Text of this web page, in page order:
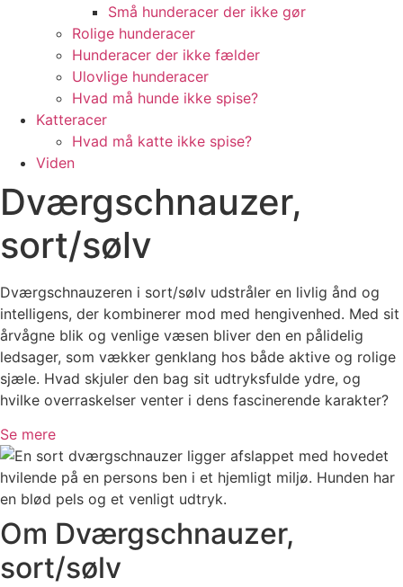
Små hunderacer der ikke gør
Rolige hunderacer
Hunderacer der ikke fælder
Ulovlige hunderacer
Hvad må hunde ikke spise?
Katteracer
Hvad må katte ikke spise?
Viden
Dværgschnauzer,
sort/sølv
Dværgschnauzeren i sort/sølv udstråler en livlig ånd og
intelligens, der kombinerer mod med hengivenhed. Med sit
årvågne blik og venlige væsen bliver den en pålidelig
ledsager, som vækker genklang hos både aktive og rolige
sjæle. Hvad skjuler den bag sit udtryksfulde ydre, og
hvilke overraskelser venter i dens fascinerende karakter?
Se mere
Om Dværgschnauzer,
sort/sølv